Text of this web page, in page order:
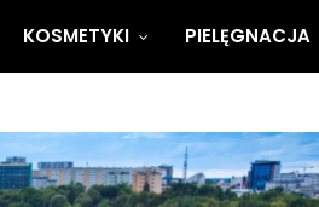
KOSMETYKI PIELĘGNACJA